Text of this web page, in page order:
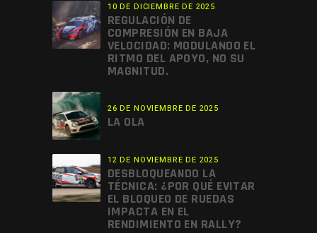
10 DE DICIEMBRE DE 2025
REGULACIÓN DE
COMPRESIÓN EN BAJA
VELOCIDAD: MODULANDO EL
RITMO DEL APOYO, NO SU
MAGNITUD.
26 DE NOVIEMBRE DE 2025
LA OLA
12 DE NOVIEMBRE DE 2025
DESBLOQUEANDO LA
TÉCNICA: ¿POR QUÉ EVITAR
EL BLOQUEO DE RUEDAS
IMPACTA EN EL
RENDIMIENTO EN RALLY?